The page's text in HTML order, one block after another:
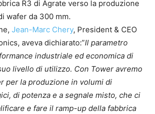
R3 di Agrate verso la produzione
wafer da 300 mm.
Jean-Marc Chery, President & CEO
aveva dichiarato:”Il parametro
industriale ed economica di
livello di utilizzo. Con Tower avremo
per la produzione in volumi di
di potenza e a segnale misto, che ci
e fare il ramp-up della fabbrica